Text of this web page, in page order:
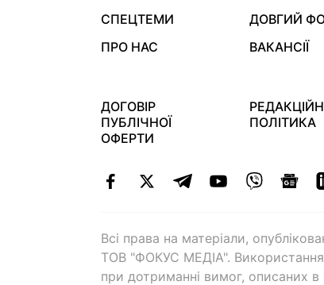
СПЕЦТЕМИ
ДОВГИЙ
ПРО НАС
ВАКАНСІЇ
ДОГОВІР
ПУБЛІЧНОЇ
ОФЕРТИ
ПОЛІТИКА
Всі права на матеріали,
ТОВ "ФОКУС МЕДІА". Використання
при дотриманні вимог, описаних в